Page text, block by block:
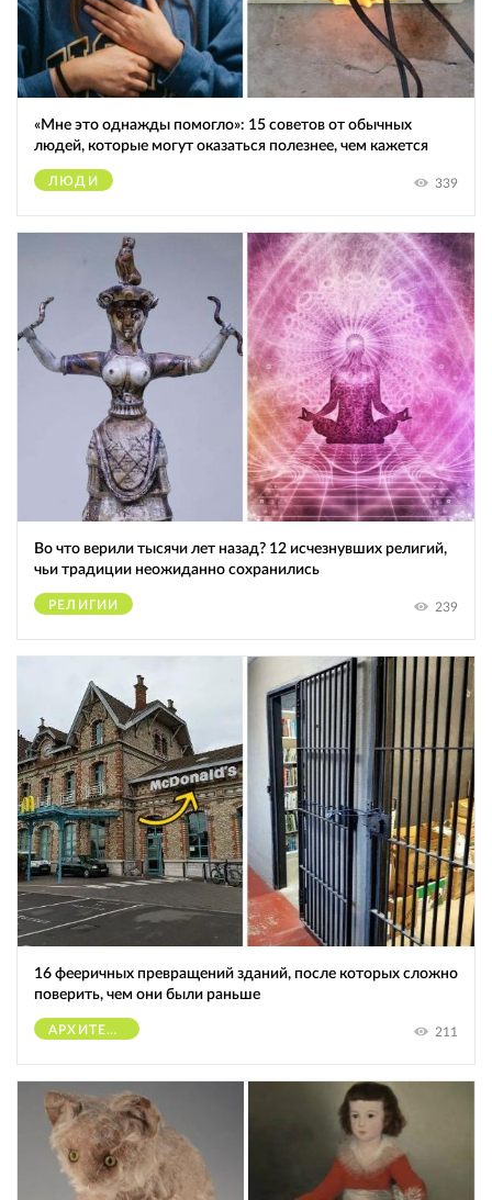
«Мне это однажды помогло»: 15 советов от обычных
людей, которые могут оказаться полезнее, чем кажется
ЛЮДИ 339
Во что верили тысячи лет назад? 12 исчезнувших религий,
чьи традиции неожиданно сохранились
РЕЛИГИИ 239
16 фееричных превращений зданий, после которых сложно
поверить, чем они были раньше
АРХИТЕКТУРА 211